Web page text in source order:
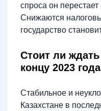
спроса он
Снижаются
государство
Стоит ли
концу 2023 года
Стабильное и
Казахстане в